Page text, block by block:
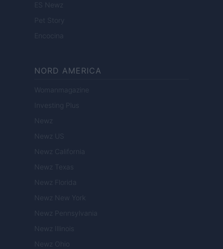
ES Newz
Pet Story
Encocina
NORD AMERICA
Womanmagazine
Investing Plus
Newz
Newz US
Newz California
Newz Texas
Newz Florida
Newz New York
Newz Pennsylvania
Newz Illinois
Newz Ohio